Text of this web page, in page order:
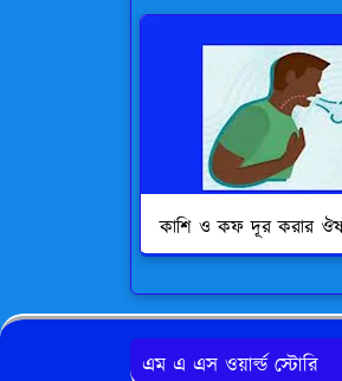
কাশি ও কফ দূর করার
এম এ এস ওয়ার্ল্ড স্টোরি